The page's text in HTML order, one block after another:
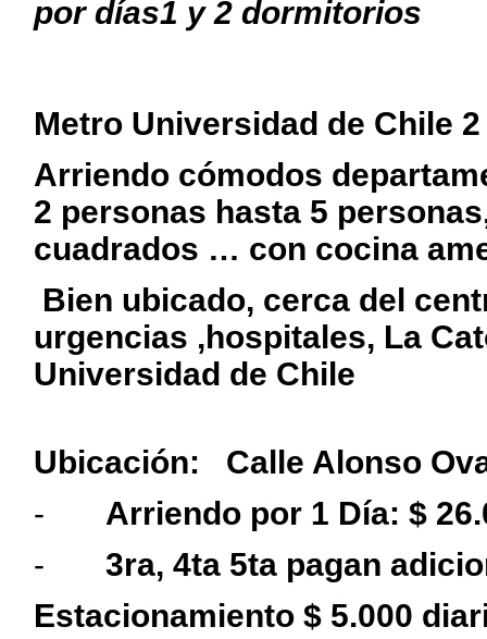
por días1 y 2 dormitorios
Metro Universidad de Chile
Arriendo cómodos
2 personas hasta 5
cuadrados … con cocina
Bien ubicado, cerca del
urgencias ,hospitales, La
Universidad de Chile
Ubicación: Calle Alonso
- Arriendo por 1 Día: $
- 3ra, 4ta 5ta pagan
Estacionamiento $ 5.000